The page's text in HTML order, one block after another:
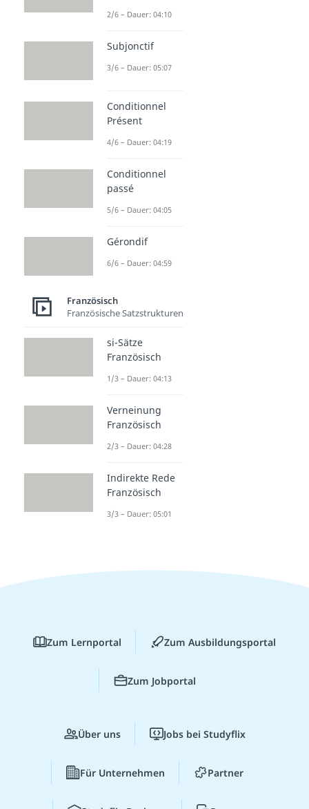
2/6 – Dauer: 04:10
Subjonctif
3/6 – Dauer: 05:07
Conditionnel
Présent
4/6 – Dauer: 04:19
Conditionnel
passé
5/6 – Dauer: 04:05
Gérondif
6/6 – Dauer: 04:59
Französisch
Französische Satzstrukturen
si-Sätze
Französisch
1/3 – Dauer: 04:13
Verneinung
Französisch
2/3 – Dauer: 04:28
Indirekte Rede
Französisch
3/3 – Dauer: 05:01
Zum Lernportal Zum Ausbildungsportal
Zum Jobportal
Über uns Jobs bei Studyflix
Für Unternehmen Partner